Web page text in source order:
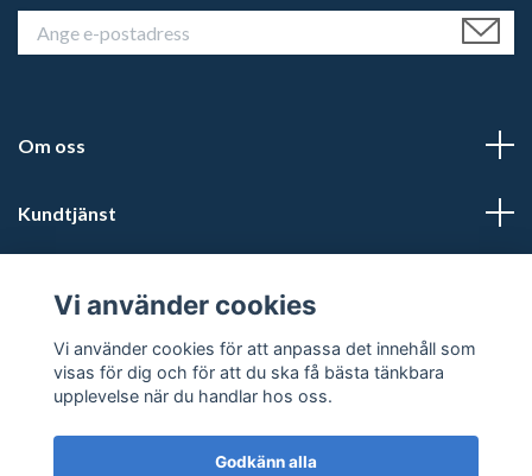
Om oss
Kundtjänst
Sociala medier
Vi använder cookies
Vi använder cookies för att anpassa det innehåll som
visas för dig och för att du ska få bästa tänkbara
upplevelse när du handlar hos oss.
Godkänn alla